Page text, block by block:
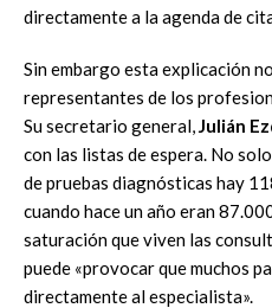
directamente a la agenda de
Sin embargo esta explicación
representantes de los
Su secretario general,Julián
con las listas de espera. No
de pruebas diagnósticas hay
cuando hace un año eran
saturación que viven las
puede «provocar que muchos
directamente al especialista».